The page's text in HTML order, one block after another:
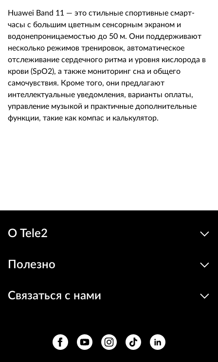
Huawei Band 11 — это стильные спортивные смарт-
часы с большим цветным сенсорным экраном и
водонепроницаемостью до 50 м. Они поддерживают
несколько режимов тренировок, автоматическое
отслеживание сердечного ритма и уровня кислорода в
крови (SpO2), а также мониторинг сна и общего
самочувствия. Кроме того, они предлагают
интеллектуальные уведомления, варианты оплаты,
управление музыкой и практичные дополнительные
функции, такие как компас и калькулятор.
О Tele2
Полезно
Связаться с нами